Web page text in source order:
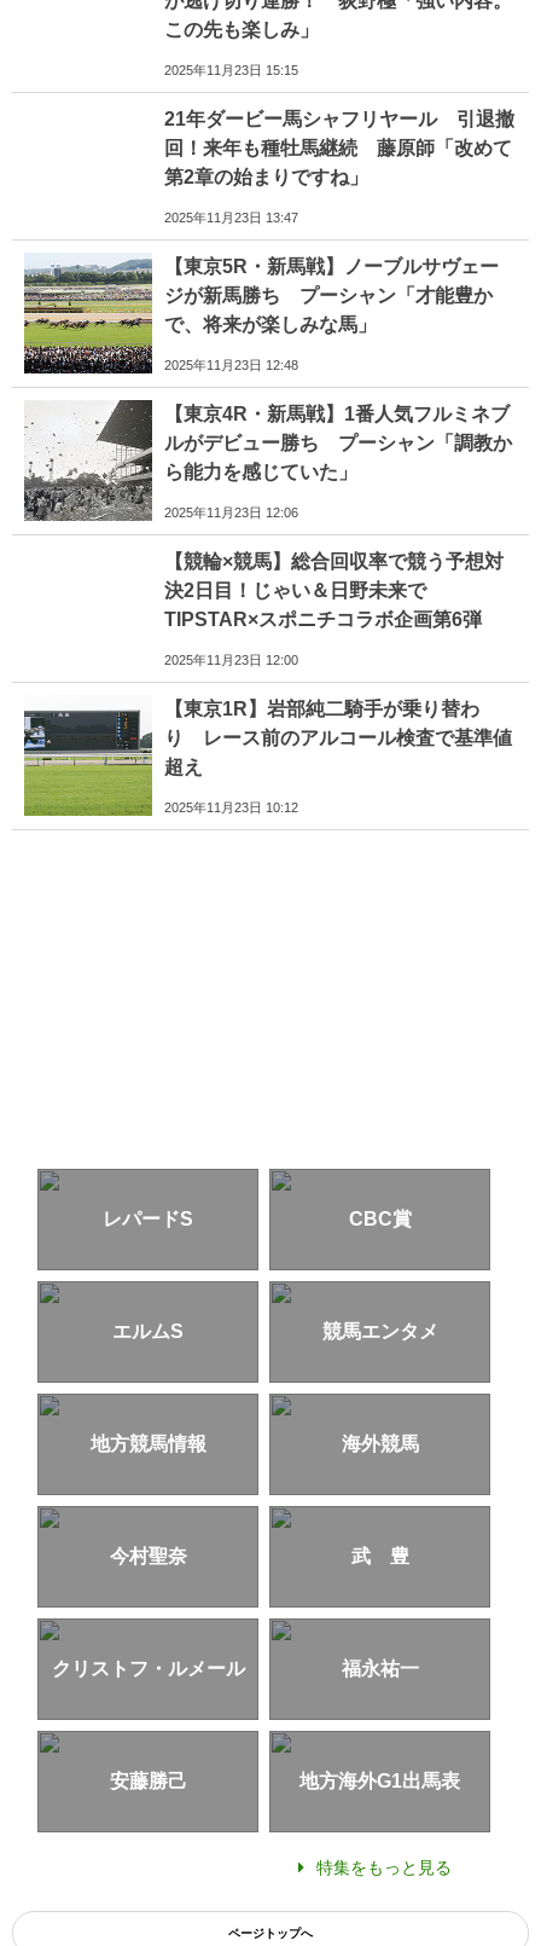
この先も楽しみ」
2025年11月23日 15:15
21年ダービー馬シャフリヤール 引退撤
回！来年も種牡馬継続 藤原師「改めて
第2章の始まりですね」
2025年11月23日 13:47
【東京5R・新馬戦】ノーブルサヴェー
ジが新馬勝ち プーシャン「才能豊か
で、将来が楽しみな馬」
2025年11月23日 12:48
【東京4R・新馬戦】1番人気フルミネブ
ルがデビュー勝ち プーシャン「調教か
ら能力を感じていた」
2025年11月23日 12:06
【競輪×競馬】総合回収率で競う予想対
決2日目！じゃい＆日野未来で
TIPSTAR×スポニチコラボ企画第6弾
2025年11月23日 12:00
【東京1R】岩部純二騎手が乗り替わ
り レース前のアルコール検査で基準値
超え
2025年11月23日 10:12
レパードS CBC賞
エルムS 競馬エンタメ
地方競馬情報 海外競馬
今村聖奈 武 豊
クリストフ・ルメール 福永祐一
安藤勝己 地方海外G1出馬表
特集をもっと見る
ページトップへ